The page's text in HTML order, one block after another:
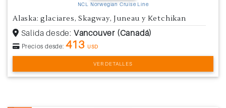
NCL Norwegian Cruise Line
Alaska: glaciares, Skagway, Juneau y Ketchikan
Salida desde: Vancouver (Canadá)
Precios desde: 413 USD
VER DETALLES